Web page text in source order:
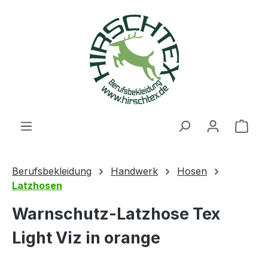
Berufsbekleidung Handwerk
Hosen
Latzhosen
Warnschutz-Latzhose Tex
Light Viz in orange